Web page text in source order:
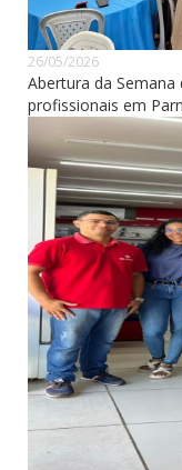
26/05/2026
Abertura da
profissionais em